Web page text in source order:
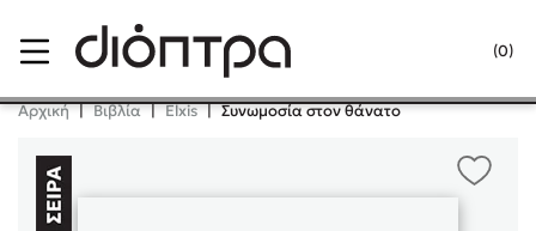
(0)
Κλείσιμο
Δημοφιλή Βιβλία
Αρχική | Βιβλία | Elxis | Συνωμοσία στον θάνατο